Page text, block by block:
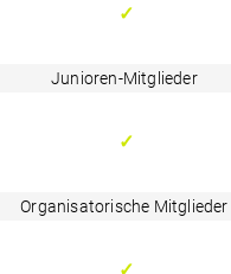
✓
Junioren-Mitglieder
✓
Organisatorische Mitglieder